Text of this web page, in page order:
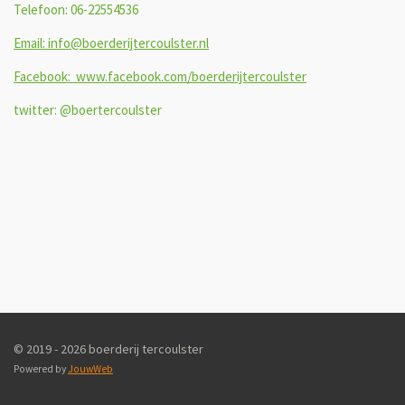
Telefoon: 06-22554536
Email: info@boerderijtercoulster.nl
Facebook: www.facebook.com/boerderijtercoulster
twitter: @boertercoulster
© 2019 - 2026 boerderij tercoulster
Powered by JouwWeb